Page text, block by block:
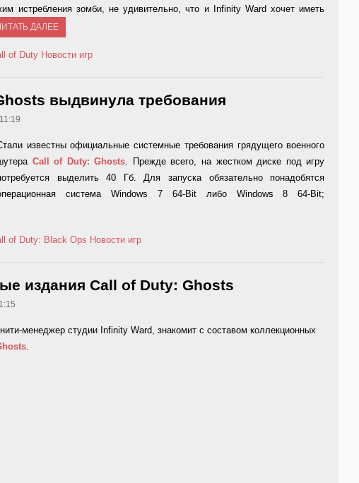
истребления зомби, не удивительно, что и Infinity Ward хочет иметь
ДАЛЕЕ
of Duty Новости игр
выдвинула требования
известны официальные системные требования грядущего военного
Call of Duty: Ghosts. Прежде всего, на жестком диске под игру
выделить 40 Гб. Для запуска обязательно понадобятся
система Windows 7 64-Bit либо Windows 8 64-Bit;
of Duty: Black Ops Новости игр
издания Call of Duty: Ghosts
менеджер студии Infinity Ward, знакомит с составом коллекционных
.